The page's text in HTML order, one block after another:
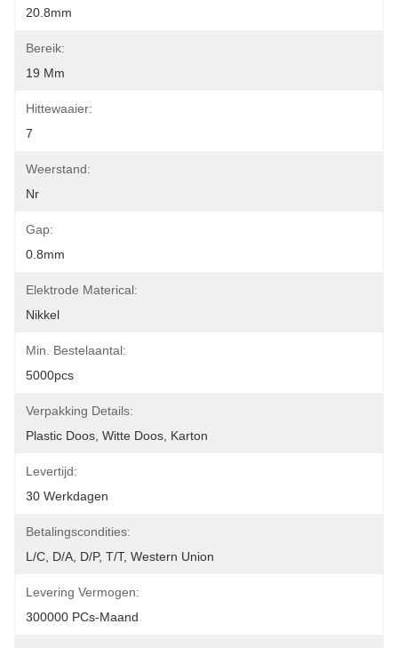
20.8mm
Bereik:
19 Mm
Hittewaaier:
7
Weerstand:
Nr
Gap:
0.8mm
Elektrode Materical:
Nikkel
Min. Bestelaantal:
5000pcs
Verpakking Details:
Plastic Doos, Witte Doos, Karton
Levertijd:
30 Werkdagen
Betalingscondities:
L/C, D/A, D/P, T/T, Western Union
Levering Vermogen:
300000 PCs-Maand